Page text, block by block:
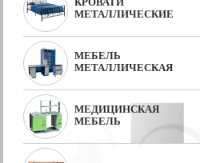
МЕТАЛЛИЧЕСКИЕ
МЕБЕЛЬ
МЕТАЛЛИЧЕСКАЯ
МЕДИЦИНСКАЯ
МЕБЕЛЬ